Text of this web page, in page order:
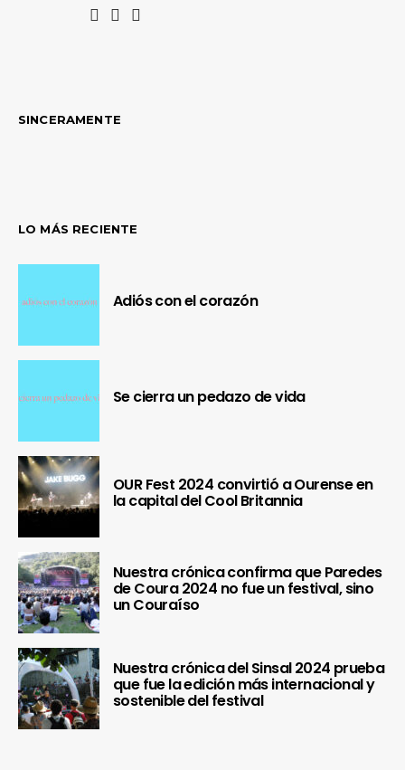
SINCERAMENTE
LO MÁS RECIENTE
Adiós con el corazón
Se cierra un pedazo de vida
OUR Fest 2024 convirtió a Ourense en
la capital del Cool Britannia
Nuestra crónica confirma que Paredes
de Coura 2024 no fue un festival, sino
un Couraíso
Nuestra crónica del Sinsal 2024 prueba
que fue la edición más internacional y
sostenible del festival